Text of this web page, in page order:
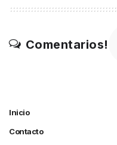
Comentarios!
Inicio
Contacto